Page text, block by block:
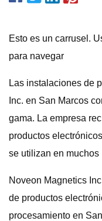
Esto es un carrusel.
para navegar
Las instalaciones de
Inc. en San Marcos
gama. La empresa
productos
se utilizan en
Noveon Magnetics
de productos
procesamiento en